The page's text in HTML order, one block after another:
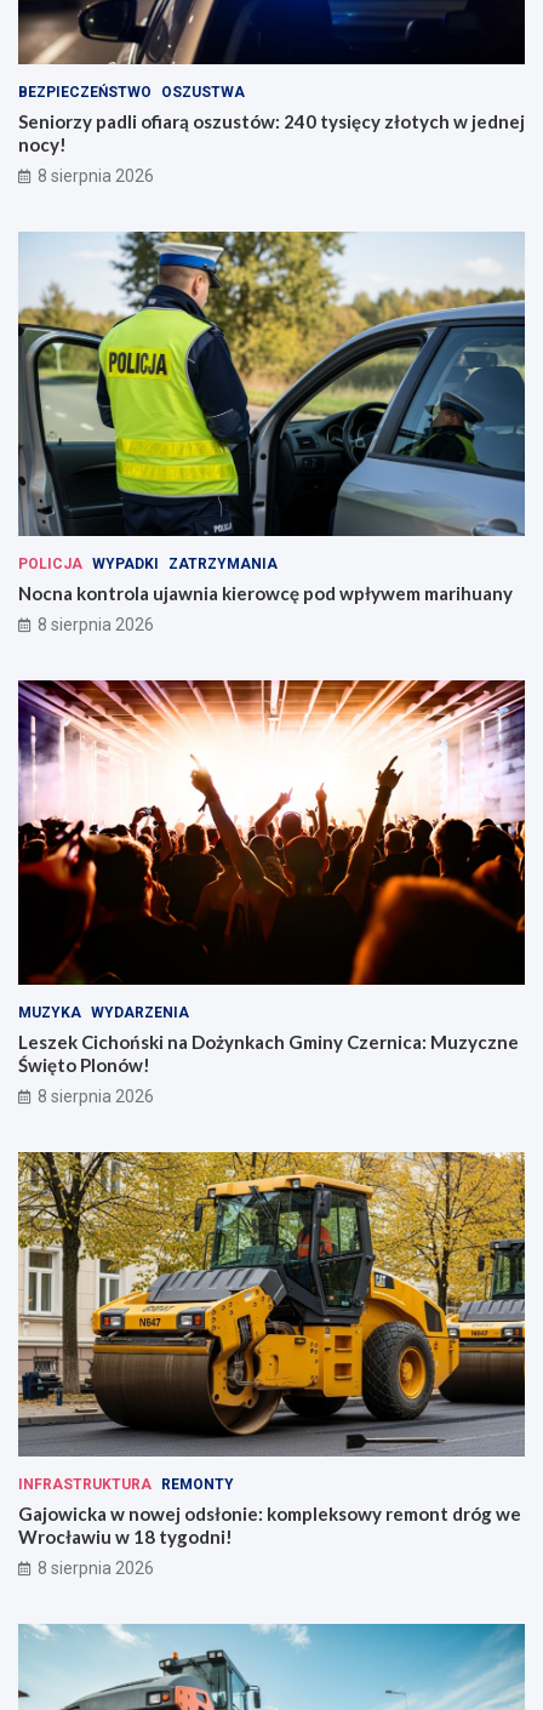
BEZPIECZEŃSTWO OSZUSTWA
Seniorzy padli ofiarą oszustów: 240 tysięcy złotych w jednej
nocy!
8 sierpnia 2026
POLICJA WYPADKI ZATRZYMANIA
Nocna kontrola ujawnia kierowcę pod wpływem marihuany
8 sierpnia 2026
MUZYKA WYDARZENIA
Leszek Cichoński na Dożynkach Gminy Czernica: Muzyczne
Święto Plonów!
8 sierpnia 2026
INFRASTRUKTURA REMONTY
Gajowicka w nowej odsłonie: kompleksowy remont dróg we
Wrocławiu w 18 tygodni!
8 sierpnia 2026